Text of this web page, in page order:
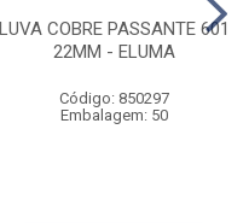
LUVA COBRE PASSANTE 601
22MM - ELUMA
Código: 850297
Embalagem: 50